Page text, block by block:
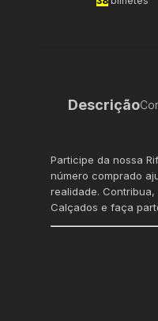
Descrição
Participe da nossa
número comprado
realidade.
Calçados e faça